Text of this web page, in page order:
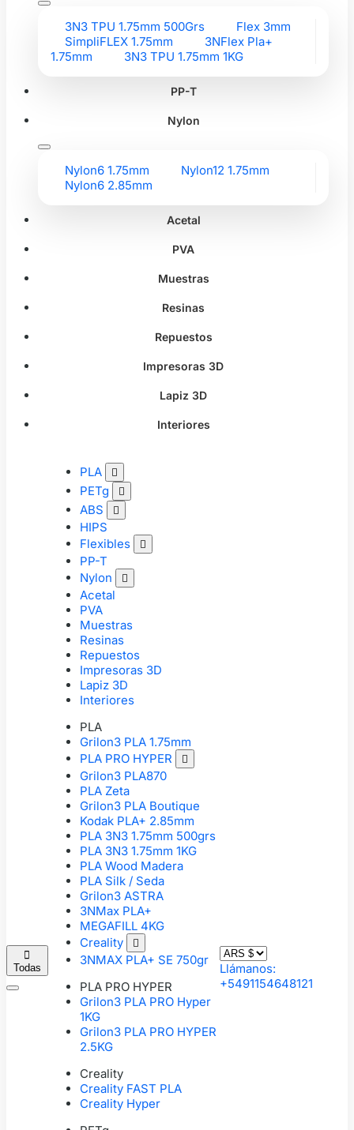
3N3 TPU 1.75mm 500Grs
Flex 3mm
SimpliFLEX 1.75mm
3NFlex Pla+
1.75mm
3N3 TPU 1.75mm 1KG
PP-T
Nylon
Nylon6 1.75mm
Nylon12 1.75mm
Nylon6 2.85mm
Acetal
PVA
Muestras
Resinas
Repuestos
Impresoras 3D
Lapiz 3D
Interiores

Todas
PLA 
PETg 
ABS 
HIPS
Flexibles

PP-T
Nylon

Acetal
PVA
Muestras
Resinas
Repuestos
Impresoras 3D
Lapiz 3D
Interiores
PLA
Grilon3 PLA 1.75mm
PLA PRO HYPER

Grilon3 PLA870
PLA Zeta
Grilon3 PLA Boutique
Kodak PLA+ 2.85mm
PLA 3N3 1.75mm 500grs
PLA 3N3 1.75mm 1KG
PLA Wood Madera
PLA Silk / Seda
Grilon3 ASTRA
3NMax PLA+
MEGAFILL 4KG
Creality

3NMAX PLA+ SE 750gr
PLA PRO HYPER
Grilon3 PLA PRO Hyper
1KG
Grilon3 PLA PRO HYPER
2.5KG
Creality
Creality FAST PLA
Creality Hyper
Llámanos:
+5491154648121